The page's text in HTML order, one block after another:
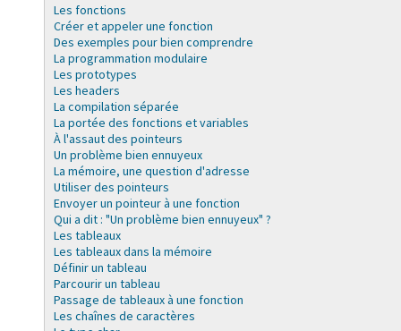
Les fonctions
Créer et appeler une fonction
Des exemples pour bien comprendre
La programmation modulaire
Les prototypes
Les headers
La compilation séparée
La portée des fonctions et variables
À l'assaut des pointeurs
Un problème bien ennuyeux
La mémoire, une question d'adresse
Utiliser des pointeurs
Envoyer un pointeur à une fonction
Qui a dit : "Un problème bien ennuyeux" ?
Les tableaux
Les tableaux dans la mémoire
Définir un tableau
Parcourir un tableau
Passage de tableaux à une fonction
Les chaînes de caractères